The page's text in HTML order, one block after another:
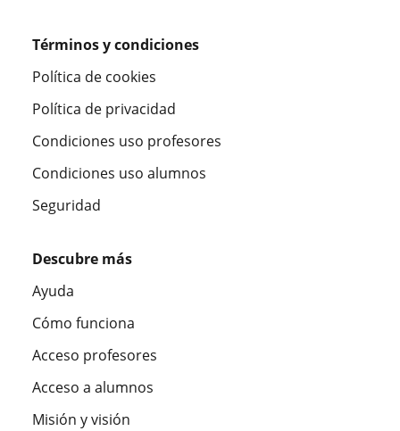
Términos y condiciones
Política de cookies
Política de privacidad
Condiciones uso profesores
Condiciones uso alumnos
Seguridad
Descubre más
Ayuda
Cómo funciona
Acceso profesores
Acceso a alumnos
Misión y visión